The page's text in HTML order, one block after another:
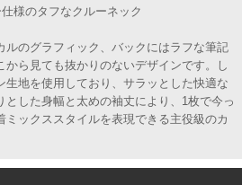
様のタフなクルーネック
ルのグラフィック、バックにはラフな筆記
ら見ても抜かりのないデザインです。し
生地を使用しており、サラッとした快適な
した身幅と太めの袖丈により、1枚で今っ
ックススタイルを表現できる主役級のカ